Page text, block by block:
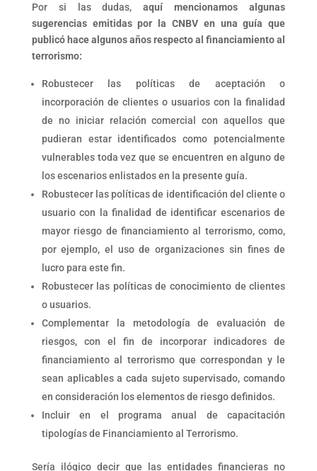
Por si las dudas, aquí mencionamos algunas
sugerencias emitidas por la CNBV en una guía que
publicó hace algunos años respecto al financiamiento al
terrorismo:
Robustecer las políticas de aceptación o
incorporación de clientes o usuarios con la finalidad
de no iniciar relación comercial con aquellos que
pudieran estar identificados como potencialmente
vulnerables toda vez que se encuentren en alguno de
los escenarios enlistados en la presente guía.
Robustecer las políticas de identificación del cliente o
usuario con la finalidad de identificar escenarios de
mayor riesgo de financiamiento al terrorismo, como,
por ejemplo, el uso de organizaciones sin fines de
lucro para este fin.
Robustecer las políticas de conocimiento de clientes
o usuarios.
Complementar la metodología de evaluación de
riesgos, con el fin de incorporar indicadores de
financiamiento al terrorismo que correspondan y le
sean aplicables a cada sujeto supervisado, comando
en consideración los elementos de riesgo definidos.
Incluir en el programa anual de capacitación
tipologías de Financiamiento al Terrorismo.
Sería ilógico decir que las entidades financieras no